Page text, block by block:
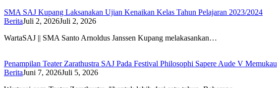
SMA SAJ Kupang Laksanakan Ujian Kenaikan Kelas Tahun Pelajaran 2023/2024
BeritaJuli 2, 2026Juli 2, 2026
WartaSAJ || SMA Santo Arnoldus Janssen Kupang melakasankan…
Penampilan Teater Zarathustra SAJ Pada Festival Philosophi Sapere Aude V Memukau
BeritaJuni 7, 2026Juli 5, 2026